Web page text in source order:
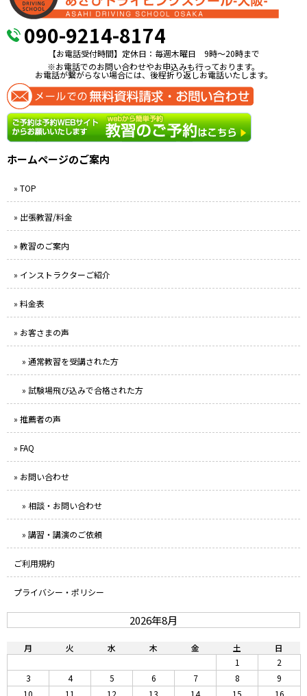
090-9214-8174
【お電話受付時間】定休日：毎週木曜日 9時〜20時まで
※お電話でのお問い合わせやお申込みも行っております。
お電話が繋がらない場合には、後程折り返しお電話いたします。
ホームページのご案内
» TOP
» 出張教習/料金
» 教習のご案内
» インストラクターご紹介
» 料金表
» お客さまの声
» 通常教習を受講された方
» 試験場飛び込みで合格された方
» 推薦者の声
» FAQ
» お問い合わせ
» 相談・お問い合わせ
» 講習・講演のご依頼
ご利用規約
プライバシー・ポリシー
2026年8月
月 火 水 木 金 土
日
1
2
3
4 5 6 7 8
9
10
11 12 13 14 15 16